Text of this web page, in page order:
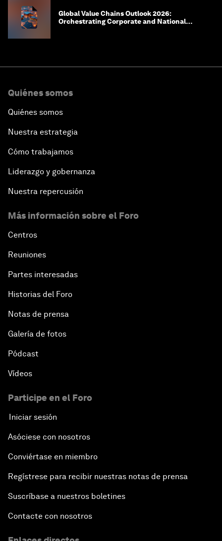
Global Value Chains Outlook 2026:
Orchestrating Corporate and National
Quiénes somos
Quiénes somos
Nuestra estrategia
Cómo trabajamos
Liderazgo y gobernanza
Nuestra repercusión
Más información sobre el Foro
Centros
Reuniones
Partes interesadas
Historias del Foro
Notas de prensa
Galería de fotos
Pódcast
Vídeos
Participe en el Foro
Iniciar sesión
Asóciese con nosotros
Conviértase en miembro
Regístrese para recibir nuestras notas de prensa
Suscríbase a nuestros boletines
Contacte con nosotros